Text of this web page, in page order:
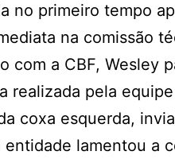
no primeiro tempo
na comissão
com a CBF, Wesley
realizada pela
coxa esquerda,
lamentou a